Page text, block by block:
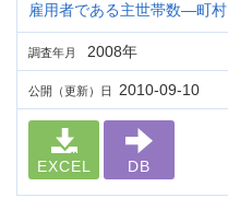
雇用者である主世帯数―町村
調査年月 2008年
公開（更新）日 2010-09-10
EXCEL DB